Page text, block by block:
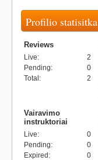
Profilio statisitka
Reviews
Live:
2
Pending:
0
Total : 2
Vairavimo
instruktoriai
Live:
0
Pending:
0
Expired :
0